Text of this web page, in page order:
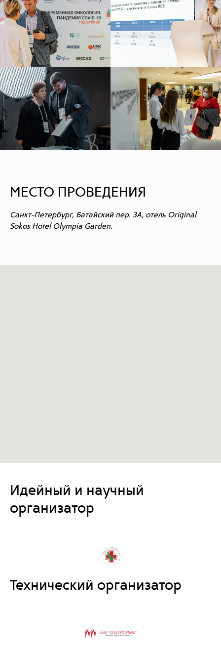
МЕСТО ПРОВЕДЕНИЯ
Санкт-Петербург, Батайский пер. 3А, отель Original
Sokos Hotel Olympia Garden.
Идейный и научный
организатор
Технический организатор